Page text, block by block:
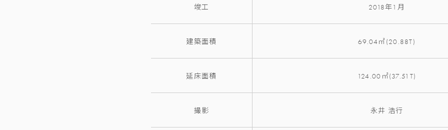
竣工 2018年1月
建築面積 69.04㎡(20.88T)
延床面積 124.00㎡(37.51T)
撮影 永井 浩行